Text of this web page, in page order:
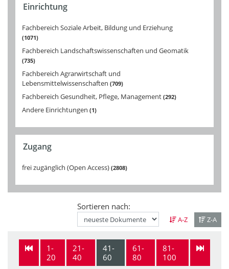
Einrichtung
Fachbereich Soziale Arbeit, Bildung und Erziehung
1071
Fachbereich Landschaftswissenschaften und Geomatik
735
Fachbereich Agrarwirtschaft und
Lebensmittelwissenschaften 709
Fachbereich Gesundheit, Pflege, Management 292
Andere Einrichtungen 1
Zugang
frei zugänglich (Open Access) 2808
Sortieren nach:
A-Z Z-A
1-
20
21-
40
41-
60
61-
80
81-
100